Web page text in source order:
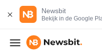
Newsbit
Bekijk in de Google